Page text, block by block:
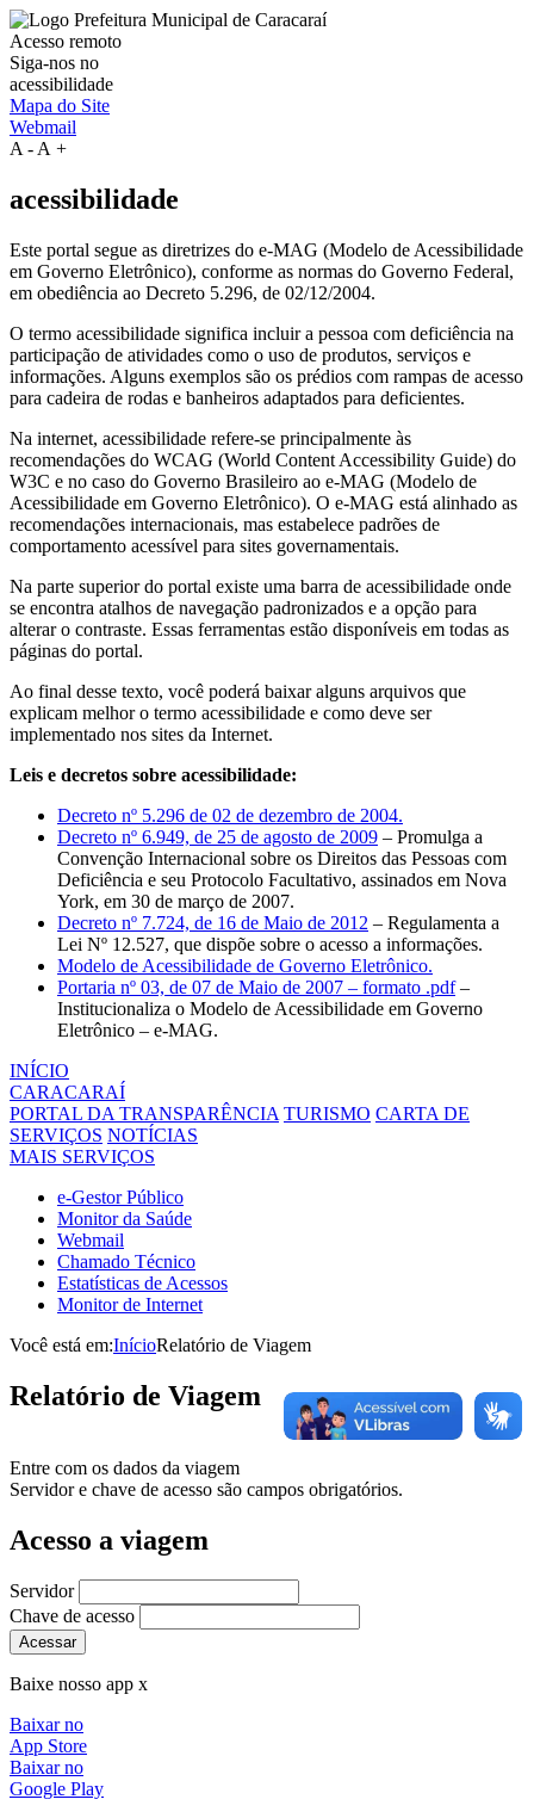
Acesso remoto
Siga-nos no
acessibilidade
Mapa do Site
Webmail
A - A +
acessibilidade
Este portal segue as diretrizes do e-MAG (Modelo de Acessibilidade
em Governo Eletrônico), conforme as normas do Governo Federal,
em obediência ao Decreto 5.296, de 02/12/2004.
O termo acessibilidade significa incluir a pessoa com deficiência na
participação de atividades como o uso de produtos, serviços e
informações. Alguns exemplos são os prédios com rampas de acesso
para cadeira de rodas e banheiros adaptados para deficientes.
Na internet, acessibilidade refere-se principalmente às
recomendações do WCAG (World Content Accessibility Guide) do
W3C e no caso do Governo Brasileiro ao e-MAG (Modelo de
Acessibilidade em Governo Eletrônico). O e-MAG está alinhado as
recomendações internacionais, mas estabelece padrões de
comportamento acessível para sites governamentais.
Na parte superior do portal existe uma barra de acessibilidade onde
se encontra atalhos de navegação padronizados e a opção para
alterar o contraste. Essas ferramentas estão disponíveis em todas as
páginas do portal.
Ao final desse texto, você poderá baixar alguns arquivos que
explicam melhor o termo acessibilidade e como deve ser
implementado nos sites da Internet.
Leis e decretos sobre acessibilidade:
Decreto nº 5.296 de 02 de dezembro de 2004.
Decreto nº 6.949, de 25 de agosto de 2009 – Promulga a
Convenção Internacional sobre os Direitos das Pessoas com
Deficiência e seu Protocolo Facultativo, assinados em Nova
York, em 30 de março de 2007.
Decreto nº 7.724, de 16 de Maio de 2012 – Regulamenta a
Lei Nº 12.527, que dispõe sobre o acesso a informações.
Modelo de Acessibilidade de Governo Eletrônico.
Portaria nº 03, de 07 de Maio de 2007 – formato .pdf–
Institucionaliza o Modelo de Acessibilidade em Governo
Eletrônico – e-MAG.
INÍCIO
CARACARAÍ
PORTAL DA TRANSPARÊNCIA TURISMO CARTA DE
SERVIÇOS NOTÍCIAS
MAIS SERVIÇOS
e-Gestor Público
Monitor da Saúde
Webmail
Chamado Técnico
Estatísticas de Acessos
Monitor de Internet
Você está em:InícioRelatório de Viagem
Relatório de Viagem
Entre com os dados da viagem
Servidor e chave de acesso são campos obrigatórios.
Acesso a viagem
Servidor
Chave de acesso
Acessar
Baixe nosso app x
Baixar no
App Store
Baixar no
Google Play